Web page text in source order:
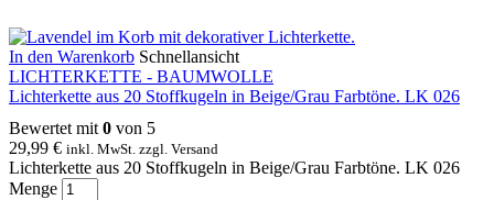
In den Warenkorb Schnellansicht
LICHTERKETTE - BAUMWOLLE
Lichterkette aus 20 Stoffkugeln in Beige/Grau Farbtöne. LK 026
Bewertet mit 0 von 5
29,99 € inkl. MwSt. zzgl. Versand
Lichterkette aus 20 Stoffkugeln in Beige/Grau Farbtöne. LK 026
Menge